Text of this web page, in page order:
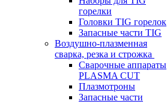
горелки
Головки TIG горелок
Запасные части TIG
Воздушно-плазменная
сварка, резка и строжка
Сварочные аппараты
PLASMA CUT
Плазмотроны
Запасные части